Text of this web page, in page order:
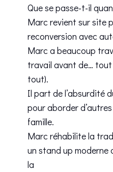
Que se passe-t-il
Marc revient sur site
reconversion avec
Marc a beaucoup
travail avant de…
tout).
Il part de l’absurdité
pour aborder
famille.
Marc réhabilite la
un stand up moderne
la